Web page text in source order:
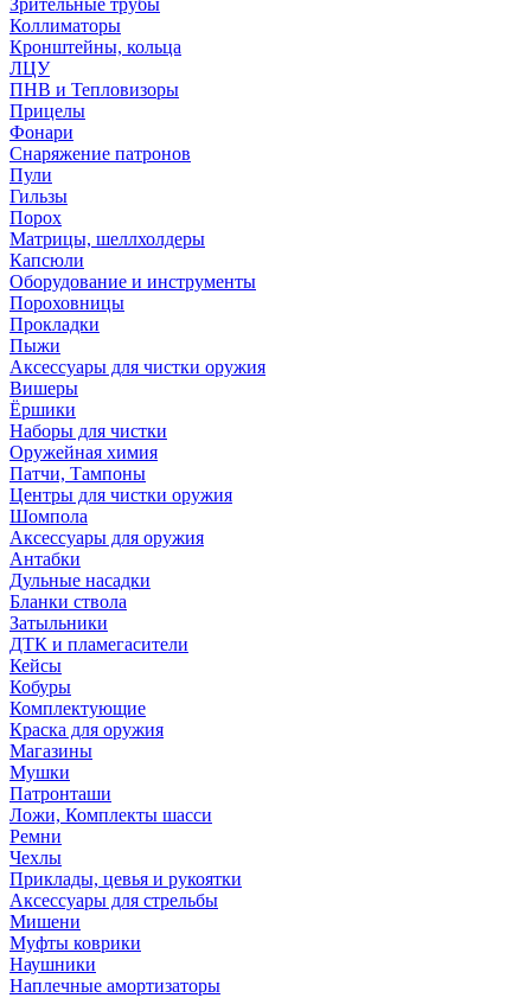
Зрительные трубы
Коллиматоры
Кронштейны, кольца
ЛЦУ
ПНВ и Тепловизоры
Прицелы
Фонари
Снаряжение патронов
Пули
Гильзы
Порох
Матрицы, шеллхолдеры
Капсюли
Оборудование и инструменты
Пороховницы
Прокладки
Пыжи
Аксессуары для чистки оружия
Вишеры
Ёршики
Наборы для чистки
Оружейная химия
Патчи, Тампоны
Центры для чистки оружия
Шомпола
Аксессуары для оружия
Антабки
Дульные насадки
Бланки ствола
Затыльники
ДТК и пламегасители
Кейсы
Кобуры
Комплектующие
Краска для оружия
Магазины
Мушки
Патронташи
Ложи, Комплекты шасси
Ремни
Чехлы
Приклады, цевья и рукоятки
Аксессуары для стрельбы
Мишени
Муфты коврики
Наушники
Наплечные амортизаторы